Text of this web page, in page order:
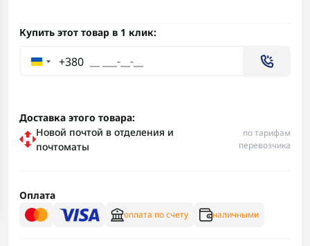
Купить этот товар в 1 клик:
+380
Доставка этого товара:
Новой почтой в отделения и
почтоматы
по тарифам
перевозчика
Оплата
оплата по счету наличными